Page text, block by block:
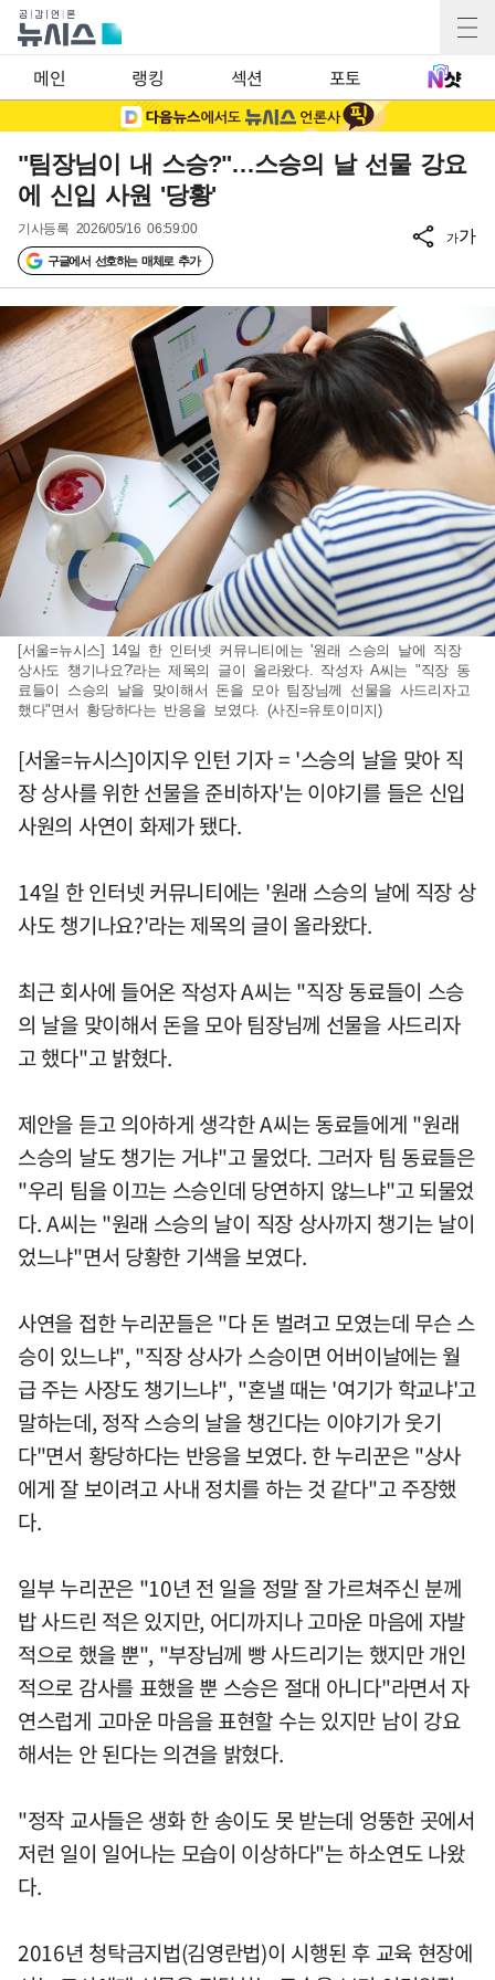
메인 랭킹 섹션 포토
"팀장님이 내 스승?"…스승의 날 선물 강요
에 신입 사원 '당황'
기사등록 2026/05/16 06:59:00
구글에서 선호하는 매체로 추가
가가
[서울=뉴시스] 14일 한 인터넷 커뮤니티에는 '원래 스승의 날에 직장
상사도 챙기나요?'라는 제목의 글이 올라왔다. 작성자 A씨는 "직장 동
료들이 스승의 날을 맞이해서 돈을 모아 팀장님께 선물을 사드리자고
했다"면서 황당하다는 반응을 보였다. (사진=유토이미지)
[서울=뉴시스]이지우 인턴 기자 = '스승의 날을 맞아 직
장 상사를 위한 선물을 준비하자'는 이야기를 들은 신입
사원의 사연이 화제가 됐다.
14일 한 인터넷 커뮤니티에는 '원래 스승의 날에 직장 상
사도 챙기나요?'라는 제목의 글이 올라왔다.
최근 회사에 들어온 작성자 A씨는 "직장 동료들이 스승
의 날을 맞이해서 돈을 모아 팀장님께 선물을 사드리자
고 했다"고 밝혔다.
제안을 듣고 의아하게 생각한 A씨는 동료들에게 "원래
스승의 날도 챙기는 거냐"고 물었다. 그러자 팀 동료들은
"우리 팀을 이끄는 스승인데 당연하지 않느냐"고 되물었
다. A씨는 "원래 스승의 날이 직장 상사까지 챙기는 날이
었느냐"면서 당황한 기색을 보였다.
사연을 접한 누리꾼들은 "다 돈 벌려고 모였는데 무슨 스
승이 있느냐", "직장 상사가 스승이면 어버이날에는 월
급 주는 사장도 챙기느냐", "혼낼 때는 '여기가 학교냐'고
말하는데, 정작 스승의 날을 챙긴다는 이야기가 웃기
다"면서 황당하다는 반응을 보였다. 한 누리꾼은 "상사
에게 잘 보이려고 사내 정치를 하는 것 같다"고 주장했
다.
일부 누리꾼은 "10년 전 일을 정말 잘 가르쳐주신 분께
밥 사드린 적은 있지만, 어디까지나 고마운 마음에 자발
적으로 했을 뿐", "부장님께 빵 사드리기는 했지만 개인
적으로 감사를 표했을 뿐 스승은 절대 아니다"라면서 자
연스럽게 고마운 마음을 표현할 수는 있지만 남이 강요
해서는 안 된다는 의견을 밝혔다.
"정작 교사들은 생화 한 송이도 못 받는데 엉뚱한 곳에서
저런 일이 일어나는 모습이 이상하다"는 하소연도 나왔
다.
2016년 청탁금지법(김영란법)이 시행된 후 교육 현장에